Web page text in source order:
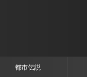
都市伝説